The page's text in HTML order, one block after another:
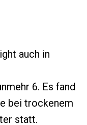
auch in
6. Es fand
bei trockenem
statt.